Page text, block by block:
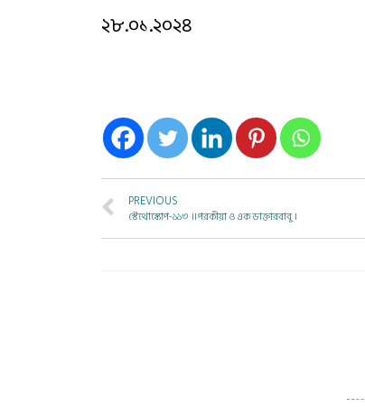
২৮.০১.২০২৪
PREVIOUS
স্টেথোস্কোপ-১১৩ ।। পরকীয়া ও এক ডাক্তারবাবু ।